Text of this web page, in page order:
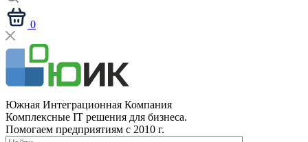
0
Южная Интеграционная Компания
Комплексные IT решения для бизнеса.
Помогаем предприятиям с 2010 г.